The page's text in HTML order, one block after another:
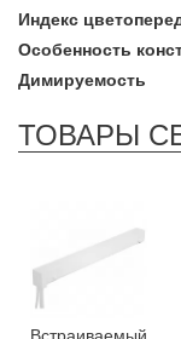
Индекс
Особенность
Димируемость
ТОВАРЫ